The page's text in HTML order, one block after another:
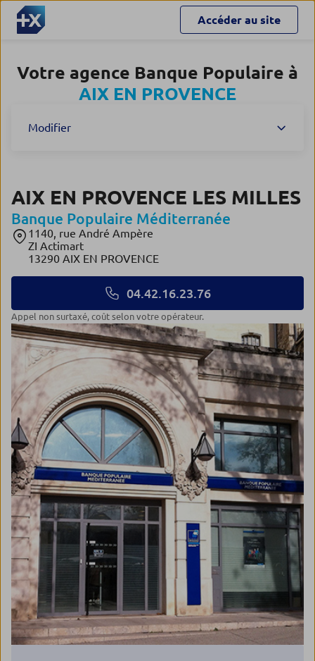
Accéder au site
Votre agence Banque Populaire à
AIX EN PROVENCE
Modifier
AIX EN PROVENCE LES MILLES
Banque Populaire Méditerranée
1140, rue André Ampère
ZI Actimart
13290 AIX EN PROVENCE
04.42.16.23.76
Appel non surtaxé, coût selon votre opérateur.